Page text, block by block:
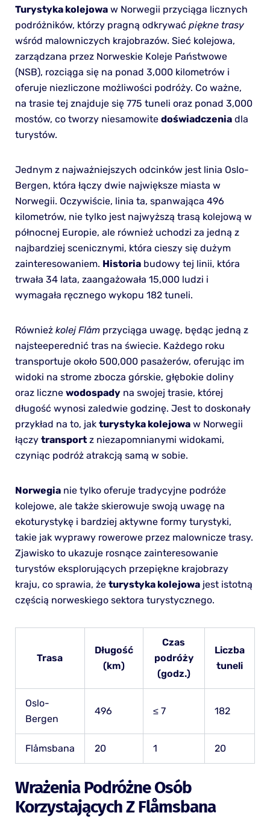
Turystyka kolejowaw Norwegii przyciąga licznych
podróżników, którzy pragną odkrywać piękne trasy
wśród malowniczych krajobrazów. Sieć kolejowa,
zarządzana przez Norweskie Koleje Państwowe
(NSB), rozciąga się na ponad 3,000 kilometrów i
oferuje niezliczone możliwości podróży. Co ważne,
na trasie tej znajduje się 775 tuneli oraz ponad 3,000
mostów, co tworzy niesamowite doświadczeniadla
turystów.
Jednym z najważniejszych odcinków jest linia Oslo-
Bergen, która łączy dwie największe miasta w
Norwegii. Oczywiście, linia ta, spanwająca 496
kilometrów, nie tylko jest najwyższą trasą kolejową w
północnej Europie, ale również uchodzi za jedną z
najbardziej scenicznymi, która cieszy się dużym
zainteresowaniem. Historiabudowy tej linii, która
trwała 34 lata, zaangażowała 15,000 ludzi i
wymagała ręcznego wykopu 182 tuneli.
Również kolej Flåmprzyciąga uwagę, będąc jedną z
najsteeperednić tras na świecie. Każdego roku
transportuje około 500,000 pasażerów, oferując im
widoki na strome zbocza górskie, głębokie doliny
oraz liczne wodospadyna swojej trasie, której
długość wynosi zaledwie godzinę. Jest to doskonały
przykład na to, jak turystyka kolejowaw Norwegii
łączy transportz niezapomnianymi widokami,
czyniąc podróż atrakcją samą w sobie.
Norwegianie tylko oferuje tradycyjne podróże
kolejowe, ale także skierowuje swoją uwagę na
ekoturystykę i bardziej aktywne formy turystyki,
takie jak wyprawy rowerowe przez malownicze trasy.
Zjawisko to ukazuje rosnące zainteresowanie
turystów eksplorujących przepiękne krajobrazy
kraju, co sprawia, że turystyka kolejowajest istotną
częścią norweskiego sektora turystycznego.
Trasa
Długość
(km)
Czas
podróży
(godz.)
Liczba
tuneli
Oslo-
Bergen
496 ≤ 7 182
Flåmsbana 20 1 20
Wrażenia Podróżne Osób
Korzystających Z Flåmsbana